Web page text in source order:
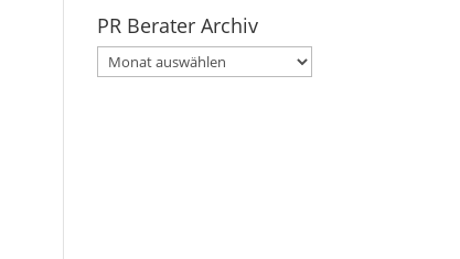
PR Berater Archiv
PR
Berater